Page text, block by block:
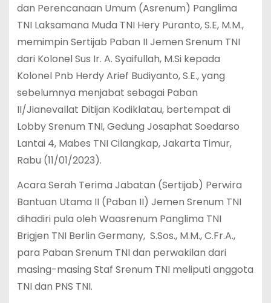
dan Perencanaan Umum (Asrenum) Panglima
TNI Laksamana Muda TNI Hery Puranto, S.E, M.M.,
memimpin Sertijab Paban II Jemen Srenum TNI
dari Kolonel Sus Ir. A. Syaifullah, M.Si kepada
Kolonel Pnb Herdy Arief Budiyanto, S.E., yang
sebelumnya menjabat sebagai Paban
II/Jianevallat Ditijan Kodiklatau, bertempat di
Lobby Srenum TNI, Gedung Josaphat Soedarso
Lantai 4, Mabes TNI Cilangkap, Jakarta Timur,
Rabu (11/01/2023).
Acara Serah Terima Jabatan (Sertijab) Perwira
Bantuan Utama II (Paban II) Jemen Srenum TNI
dihadiri pula oleh Waasrenum Panglima TNI
Brigjen TNI Berlin Germany, S.Sos., M.M., C.Fr.A.,
para Paban Srenum TNI dan perwakilan dari
masing-masing Staf Srenum TNI meliputi anggota
TNI dan PNS TNI.